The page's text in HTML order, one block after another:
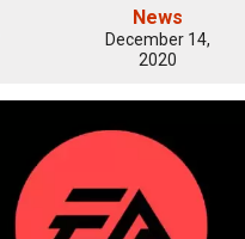
News
December 14,
2020